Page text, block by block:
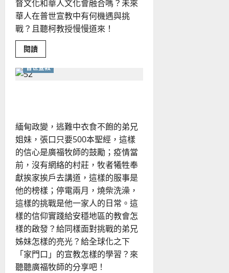
督文化和華人文化會融合嗎？未來
華人在普世宣教中有何機遇與挑
戰？且聽柯教授慢慢道來！
閱讀Read
more
以
教
會
在
普
世
宣
教
中
的
未
來
普世宣教
緬甸政變，逃難中衣食不飽的弟兄
姐妹，張口只要500本聖經，這樣
的信心是廣福牧師的鼓勵；疫情當
前，沒有網絡的村莊，牧者犧牲奉
獻挨家挨戶去講道，這樣的服事是
他的榜樣；停電兩月，燒柴洗澡，
這樣的挑戰是他一家人的日常。這
樣的信仰實踐給安穩地區的教會怎
樣的啟發？給同樣面對挑戰的弟兄
姊妹怎樣的亮光？給全球化之下
「家門口」的宣教怎樣的學習？來
聽聽廣福牧師的分享吧！